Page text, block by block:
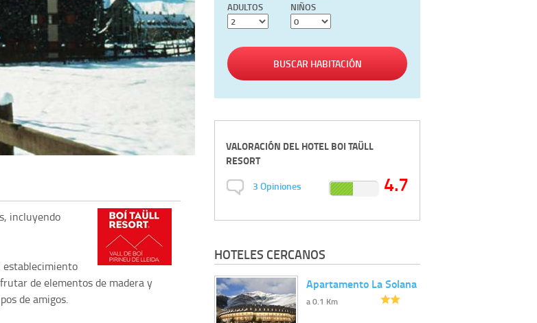
incluyendo
establecimiento
de elementos de madera y
de amigos.
ADULTOS NIÑOS
BUSCAR HABITACIÓN
VALORACIÓN DELHOTEL BOI TAÜLL
RESORT
3Opiniones 4.7
HOTELES CERCANOS
Apartamento La Solana
a 0.1 Km